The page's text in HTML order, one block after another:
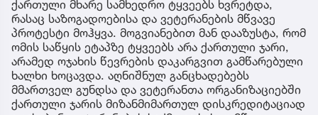
ქართული მხარე სამხედრო ტყვეებს ხვრეტდა,
რასაც საზოგადოებისა და ვეტერანების მწვავე
პროტესტი მოჰყვა. მოგვიანებით მან დააზუსტა, რომ
ომის საწყის ეტაპზე ტყვეებს არა ქართული ჯარი,
არამედ ოჯახის წევრების დაკარგვით გამწარებული
ხალხი ხოცავდა. აღნიშნულ განცხადებებს
მმართველ გუნდსა და ვეტერანთა ორგანიზაციებში
ქართული ჯარის მიზანმიმართულ დისკრედიტაციად